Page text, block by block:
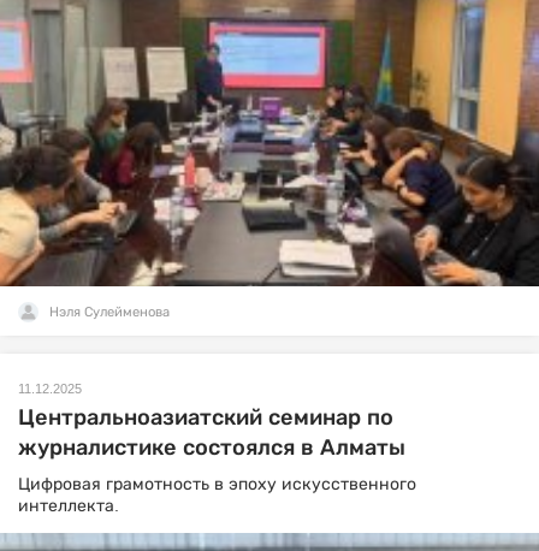
Нэля Сулейменова
11.12.2025
Центральноазиатский семинар по
журналистике состоялся в Алматы
Цифровая грамотность в эпоху искусственного
интеллекта.